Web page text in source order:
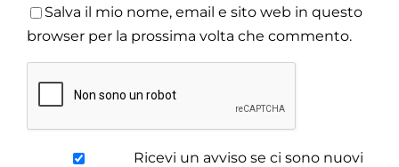
Salva il mio nome, email e sito web in questo
browser per la prossima volta che commento.
Ricevi un avviso se ci sono nuovi